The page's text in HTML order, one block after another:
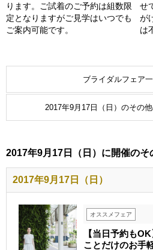
ります。ご試着のご予約は組数限
定となりますがご見学はいつでも
ご案内可能です。
せ
が
は
ブライダルフェア
2017年9月17日（日）のその
2017年9月17日（日）に開催のそ
2017年9月17日（日）
オススメフェア
【当日予約も
ことだけのお手